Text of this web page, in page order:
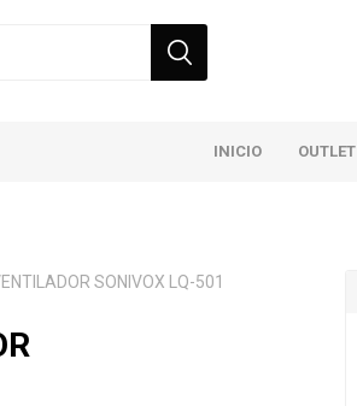
INICIO OUTLET
SONIVOX LQ-501